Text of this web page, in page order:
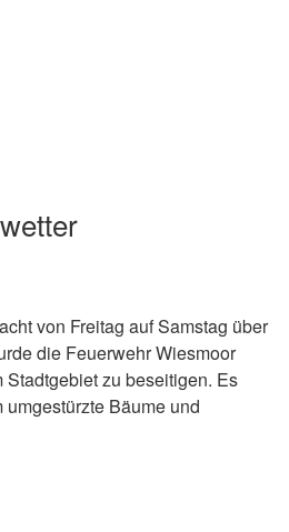
von Freitag auf Samstag über
die Feuerwehr Wiesmoor
zu beseitigen. Es
Bäume und